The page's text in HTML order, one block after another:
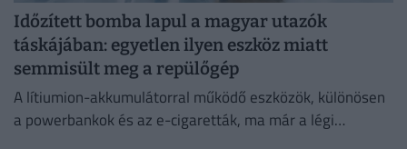
Időzített bomba lapul a magyar utazók
táskájában: egyetlen ilyen eszköz miatt
semmisült meg a repülőgép
A lítiumion-akkumulátorral működő eszközök, különösen
a powerbankok és az e-cigaretták, ma már a légi